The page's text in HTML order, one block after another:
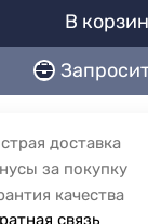
В
доставка
за покупку
качества
связь